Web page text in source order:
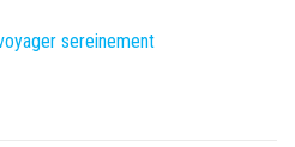
sereinement